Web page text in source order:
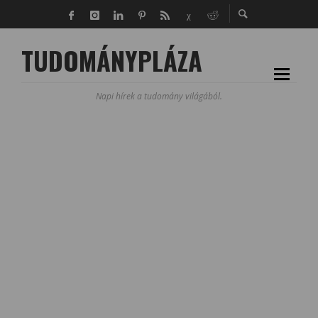
TUDOMÁNYPLÁZA
Napi hírek a tudomány világából.